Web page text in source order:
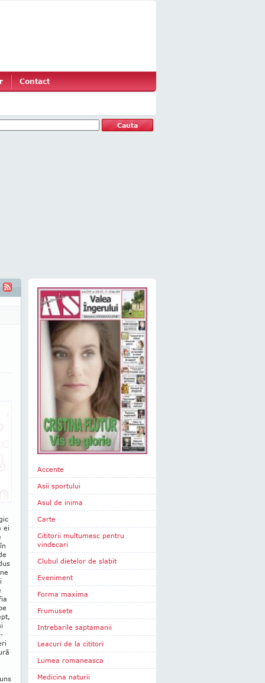
Contact
ei
Accente
Asii sportului
Asul de inima
Carte
Cititorii multumesc pentru
vindecari
Clubul dietelor de slabit
Eveniment
Forma maxima
Frumusete
Intrebarile saptamanii
Leacuri de la cititori
Lumea romaneasca
Medicina naturii